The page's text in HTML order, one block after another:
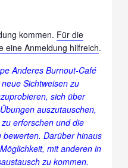
kommen. Für die
eine Anmeldung hilfreich.
Anderes Burnout-Café
Sichtweisen zu
sich über
auszutauschen,
erforschen und die
Darüber hinaus
mit anderen in
zu kommen.